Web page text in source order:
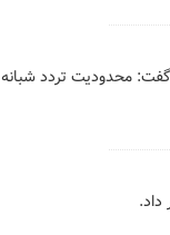
محدودیت تردد شبانه